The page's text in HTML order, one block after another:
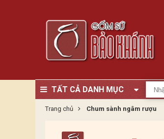
TẤT CẢ DANH MỤC
Trang chủ Chum sành ngâm rượu